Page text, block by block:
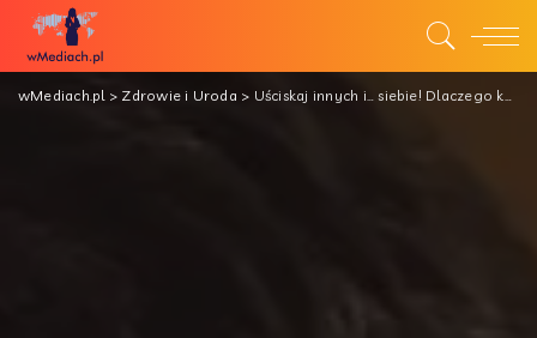
wMediach.pl> Zdrowie i Uroda > Uściskaj innych i… siebie! Dlaczego kontakt z drugim człowiekiem jest obecnie ważniejszy niż kiedykolwiek?